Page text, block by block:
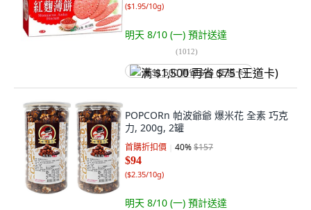
($1.95/10g)
明天 8/10 (一) 預計送達
(1012)
满 $1,500 再省 $75 (王道卡)
POPCORn 帕波爺爺 爆米花 全素 巧克
力, 200g, 2罐
首購折扣價 40%$157
$94
($2.35/10g)
明天 8/10 (一) 預計送達